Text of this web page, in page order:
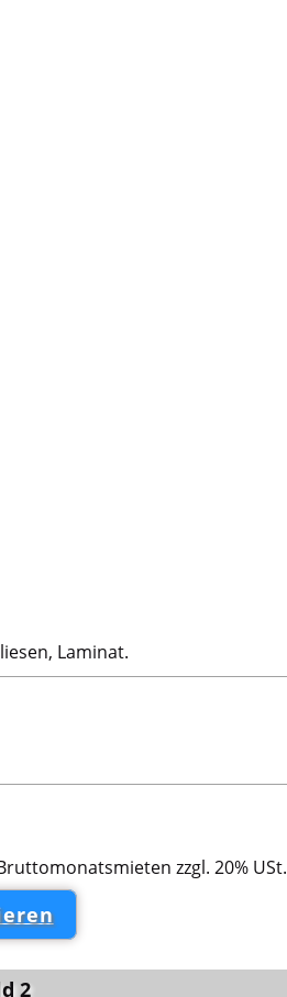
Laminat.
zzgl. 20% USt.
2